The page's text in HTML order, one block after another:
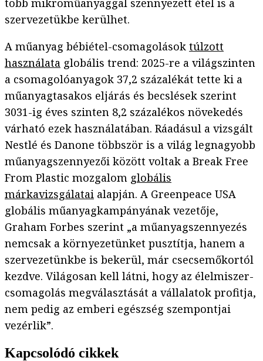
több mikroműanyaggal szennyezett étel is a
szervezetükbe kerülhet.
A műanyag bébiétel-csomagolások túlzott
használata globális trend: 2025-re a világszinten
a csomagolóanyagok 37,2 százalékát tette ki a
műanyagtasakos eljárás és becslések szerint
3031-ig éves szinten 8,2 százalékos növekedés
várható ezek használatában. Ráadásul a vizsgált
Nestlé és Danone többször is a világ legnagyobb
műanyagszennyezői között voltak a Break Free
From Plastic mozgalom globális
márkavizsgálatai alapján. A Greenpeace USA
globális műanyagkampányának vezetője,
Graham Forbes szerint „a műanyagszennyezés
nemcsak a környezetünket pusztítja, hanem a
szervezetünkbe is bekerül, már csecsemőkortól
kezdve. Világosan kell látni, hogy az élelmiszer-
csomagolás megválasztását a vállalatok profitja,
nem pedig az emberi egészség szempontjai
vezérlik”.
Kapcsolódó cikkek